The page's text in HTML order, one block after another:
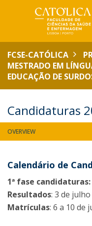
FCSE-CATÓLICA
MESTRADO EM
EDUCAÇÃO DE
Candidaturas
OVERVIEW
Calendário de
1ª fase candidaturas:
Resultados: 3 de
Matrículas: 6 a 10 de